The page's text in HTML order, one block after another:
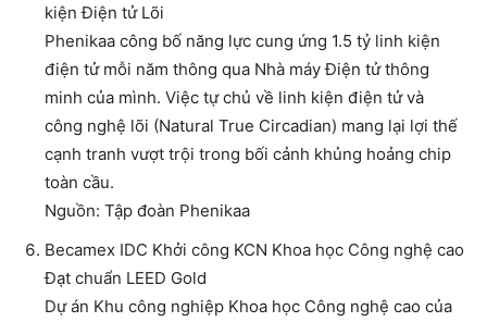
kiện Điện tử Lõi
Phenikaa công bố năng lực cung ứng 1.5 tỷ linh kiện
điện tử mỗi năm thông qua Nhà máy Điện tử thông
minh của mình. Việc tự chủ về linh kiện điện tử và
công nghệ lõi (Natural True Circadian) mang lại lợi thế
cạnh tranh vượt trội trong bối cảnh khủng hoảng chip
toàn cầu.
Nguồn: Tập đoàn Phenikaa
Becamex IDC Khởi công KCN Khoa học Công nghệ cao
Đạt chuẩn LEED Gold
Dự án Khu công nghiệp Khoa học Công nghệ cao của